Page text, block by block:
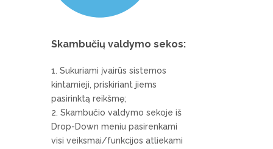
Skambučių valdymo sekos:
Sukuriami įvairūs sistemos
kintamieji, priskiriant jiems
pasirinktą reikšmę;
Skambučio valdymo sekoje iš
Drop-Down meniu pasirenkami
visi veiksmai/funkcijos atliekami